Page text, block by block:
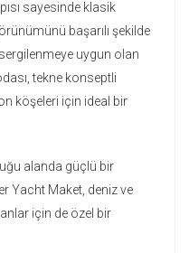
sayesinde klasik
başarılı şekilde
uygun olan
tekne konseptli
köşeleri için ideal bir
alanda güçlü bir
Yacht Maket, deniz ve
için de özel bir